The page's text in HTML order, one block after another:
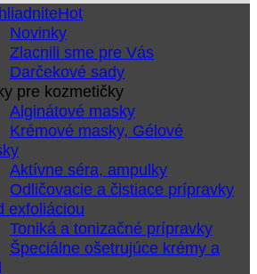
Novinky
Zlacnili sme pre Vás
Darčekové sady
pre kozmetičky
Alginátové masky
Krémové masky, Gélové
Aktívne séra, ampulky
Odličovacie a čistiace prípravky
exfoliáciou
Toniká a tonizačné prípravky
Špeciálne ošetrujúce krémy a